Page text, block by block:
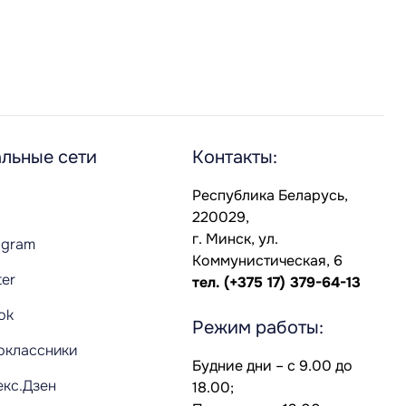
сети Контакты:
Республика Беларусь,
220029,
г. Минск, ул.
Коммунистическая, 6
тел. (+375 17) 379-64-13
Режим работы:
Будние дни – с 9.00 до
18.00;